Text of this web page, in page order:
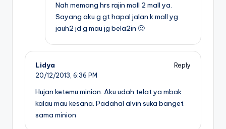
Nah memang hrs rajin mall 2 mall ya.
Sayang aku g gt hapal jalan k mall yg
jauh2 jd g mau jg bela2in 🙁
Lidya
Reply
20/12/2013, 6:36 PM
Hujan ketemu minion. Aku udah telat ya mbak
kalau mau kesana. Padahal alvin suka banget
sama minion